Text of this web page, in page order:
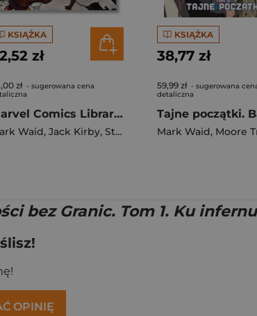
KSIĄŻKA
zł
zł - sugerowana cena
Marvel Comics Library. Fantastic Four. 1961–1963
Waid, Jack Kirby, Stan Lee
KSIĄŻKA
38,77 zł
59,99 zł - sugerowana
detaliczna
Mark Waid, Moore
bez Granic. Tom 1. Ku infernu
OPINIĘ